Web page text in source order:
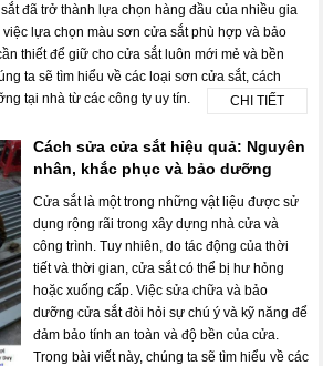
đã trở thành lựa chọn hàng đầu của nhiều gia
việc lựa chọn màu sơn cửa sắt phù hợp và bảo
thiết để giữ cho cửa sắt luôn mới mẻ và bền
ta sẽ tìm hiểu về các loại sơn cửa sắt, cách
tại nhà từ các công ty uy tín.
CHI TIẾT
Cách sửa cửa sắt hiệu quả: Nguyên
nhân, khắc phục và bảo dưỡng
Cửa sắt là một trong những vật liệu được sử
dụng rộng rãi trong xây dựng nhà cửa và
công trình. Tuy nhiên, do tác động của thời
tiết và thời gian, cửa sắt có thể bị hư hỏng
hoặc xuống cấp. Việc sửa chữa và bảo
dưỡng cửa sắt đòi hỏi sự chú ý và kỹ năng để
đảm bảo tính an toàn và độ bền của cửa.
Trong bài viết này, chúng ta sẽ tìm hiểu về các